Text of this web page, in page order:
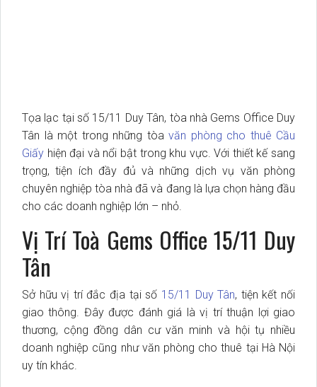
Tọa lạc tại số 15/11 Duy Tân, tòa nhà Gems Office Duy
Tân là một trong những tòa văn phòng cho thuê Cầu
Giấy hiện đại và nổi bật trong khu vực. Với thiết kế sang
trọng, tiện ích đầy đủ và những dịch vụ văn phòng
chuyên nghiệp tòa nhà đã và đang là lựa chọn hàng đầu
cho các doanh nghiệp lớn – nhỏ.
Vị Trí Toà Gems Office 15/11 Duy
Tân
Sở hữu vị trí đắc địa tại số 15/11 Duy Tân, tiện kết nối
giao thông. Đây được đánh giá là vị trí thuận lợi giao
thương, cộng đồng dân cư văn minh và hội tụ nhiều
doanh nghiệp cũng như văn phòng cho thuê tại Hà Nội
uy tín khác.